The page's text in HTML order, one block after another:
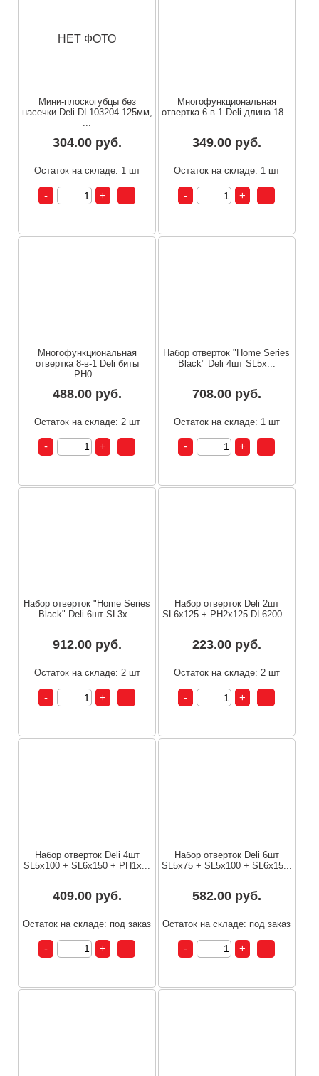
НЕТ ФОТО
Мини-плоскогубцы без
насечки Deli DL103204 125мм,
...
304.00 руб.
Остаток на складе: 1 шт
Многофункциональная
отвертка 6-в-1 Deli длина 18...
349.00 руб.
Остаток на складе: 1 шт
Многофункциональная
отвертка 8-в-1 Deli биты
PH0...
488.00 руб.
Остаток на складе: 2 шт
Набор отверток "Home Series
Black" Deli 4шт SL5x...
708.00 руб.
Остаток на складе: 1 шт
Набор отверток "Home Series
Black" Deli 6шт SL3x...
912.00 руб.
Остаток на складе: 2 шт
Набор отверток Deli 2шт
SL6x125 + PH2x125 DL6200...
223.00 руб.
Остаток на складе: 2 шт
Набор отверток Deli 4шт
SL5x100 + SL6x150 + PH1x...
409.00 руб.
Остаток на складе: под заказ
Набор отверток Deli 6шт
SL5x75 + SL5x100 + SL6x15...
582.00 руб.
Остаток на складе: под заказ